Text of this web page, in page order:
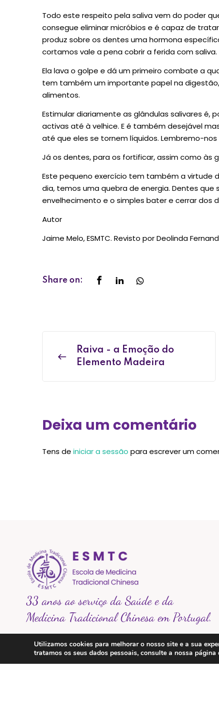
Todo este respeito pela saliva vem do poder
consegue eliminar micróbios e é capaz de
produz sobre os dentes uma hormona
cortamos vale a pena cobrir a ferida com saliva.
Ela lava o golpe e dá um primeiro combate a
tem também um importante papel na
alimentos.
Estimular diariamente as glândulas salivares
activas até à velhice. E é também desejável
até que eles se tornem líquidos. Lembremo-
Já os dentes, para os fortificar, assim como às
Este pequeno exercício tem também a virtude
dia, temos uma quebra de energia. Dentes
envelhecimento e o simples bater e cerrar dos
Autor
Jaime Melo, ESMTC. Revisto por Deolinda
Share on:
Raiva - a Emoção do
Elemento Madeira
Deixa um comentário
Tens de iniciar a sessão para escrever um
33 anos ao serviço da Saúde e da
Medicina Tradicional Chinesa em Portugal.
Na Escola de Medicina Tradicional Chinesa
acreditamos que a saúde é um caminho de
equilíbrio entre o corpo, a mente e a natureza.
Utilizamos cookies para melhorar o nosso site e a sua
tratamos os seus dados pessoais, consulte a nossa página